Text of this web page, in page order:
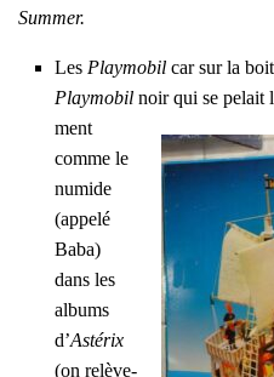
Sum­mer.
Les Play­mo­bil car sur la
Play­mo­bil noir qui se pelait
ment
comme le
numide
(appe­lé
Baba)
dans les
albums
d’Asté­rix
(on relè­ve­